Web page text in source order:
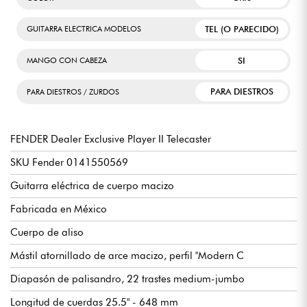
GUITARRA ELECTRICA MODELOS TEL (O PARECIDO)
MANGO CON CABEZA SI
PARA DIESTROS / ZURDOS PARA DIESTROS
FENDER Dealer Exclusive Player II Telecaster
SKU Fender 0141550569
Guitarra eléctrica de cuerpo macizo
Fabricada en México
Cuerpo de aliso
Mástil atornillado de arce macizo, perfil "Modern C
Diapasón de palisandro, 22 trastes medium-jumbo
Longitud de cuerdas 25.5" - 648 mm